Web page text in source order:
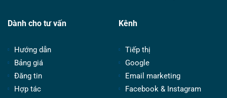
Dành cho tư vấn
Hướng dẫn
Bảng giá
Đăng tin
Hợp tác
Kênh
Tiếp thị
Google
Email marketing
Facebook & Instagram